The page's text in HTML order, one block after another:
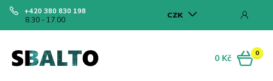
CZK
+420 380 830 198
8.30 - 17.00
0
0 Kč